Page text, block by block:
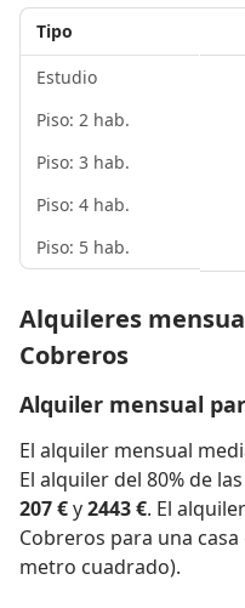
Tipo
Estudio
Piso: 2 hab.
Piso: 3 hab.
Piso: 4 hab.
Piso: 5 hab.
Alquileres
Cobreros
Alquiler mensual
El alquiler mensual
El alquiler del 80% de
207 €y2443 €. El
Cobreros para una casa
metro cuadrado).